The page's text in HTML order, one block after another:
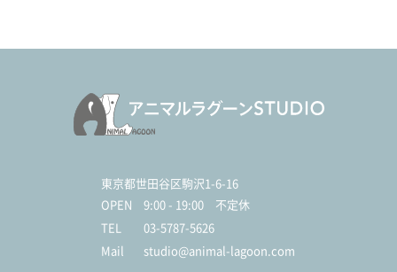
東京都世田谷区駒沢1-6-16
OPEN
9:00 - 19:00 不定休
TEL
03-5787-5626
Mail
studio@animal-lagoon.com